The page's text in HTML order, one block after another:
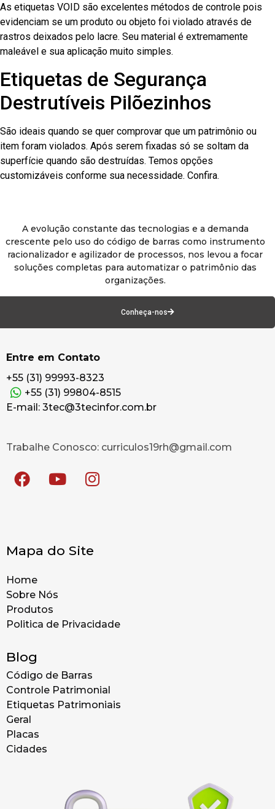
As etiquetas VOID são excelentes métodos de controle pois
evidenciam se um produto ou objeto foi violado através de
rastros deixados pelo lacre. Seu material é extremamente
maleável e sua aplicação muito simples.
Etiquetas de Segurança
Destrutíveis Pilõezinhos
São ideais quando se quer comprovar que um patrimônio ou
item foram violados. Após serem fixadas só se soltam da
superfície quando são destruídas. Temos opções
customizáveis conforme sua necessidade. Confira.
A evolução constante das tecnologias e a demanda
crescente pelo uso do código de barras como instrumento
racionalizador e agilizador de processos, nos levou a focar
soluções completas para automatizar o patrimônio das
organizações.
Conheça-nos
Entre em Contato
+55 (31) 99993-8323
+55 (31) 99804-8515
E-mail: 3tec@3tecinfor.com.br
Trabalhe Conosco: curriculos19rh@gmail.com
Mapa do Site
Home
Sobre Nós
Produtos
Politica de Privacidade
Blog
Código de Barras
Controle Patrimonial
Etiquetas Patrimoniais
Geral
Placas
Cidades